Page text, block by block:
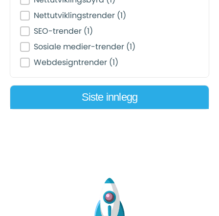
Nettutviklingstrender (1)
SEO-trender (1)
Sosiale medier-trender (1)
Webdesigntrender (1)
Siste innlegg